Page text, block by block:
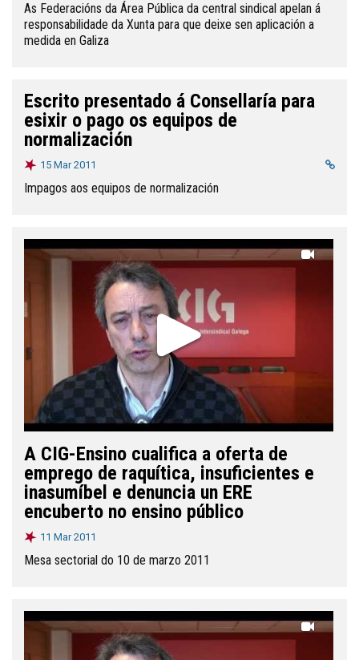
As Federacións da Área Pública da central sindical apelan á
responsabilidade da Xunta para que deixe sen aplicación a
medida en Galiza
Escrito presentado á Consellaría para
esixir o pago os equipos de
normalización
15 Mar 2011
Impagos aos equipos de normalización
A CIG-Ensino cualifica a oferta de
emprego de raquítica, insuficientes e
inasumíbel e denuncia un ERE
encuberto no ensino público
11 Mar 2011
Mesa sectorial do 10 de marzo 2011